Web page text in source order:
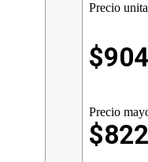
Precio
$904
Precio
$822